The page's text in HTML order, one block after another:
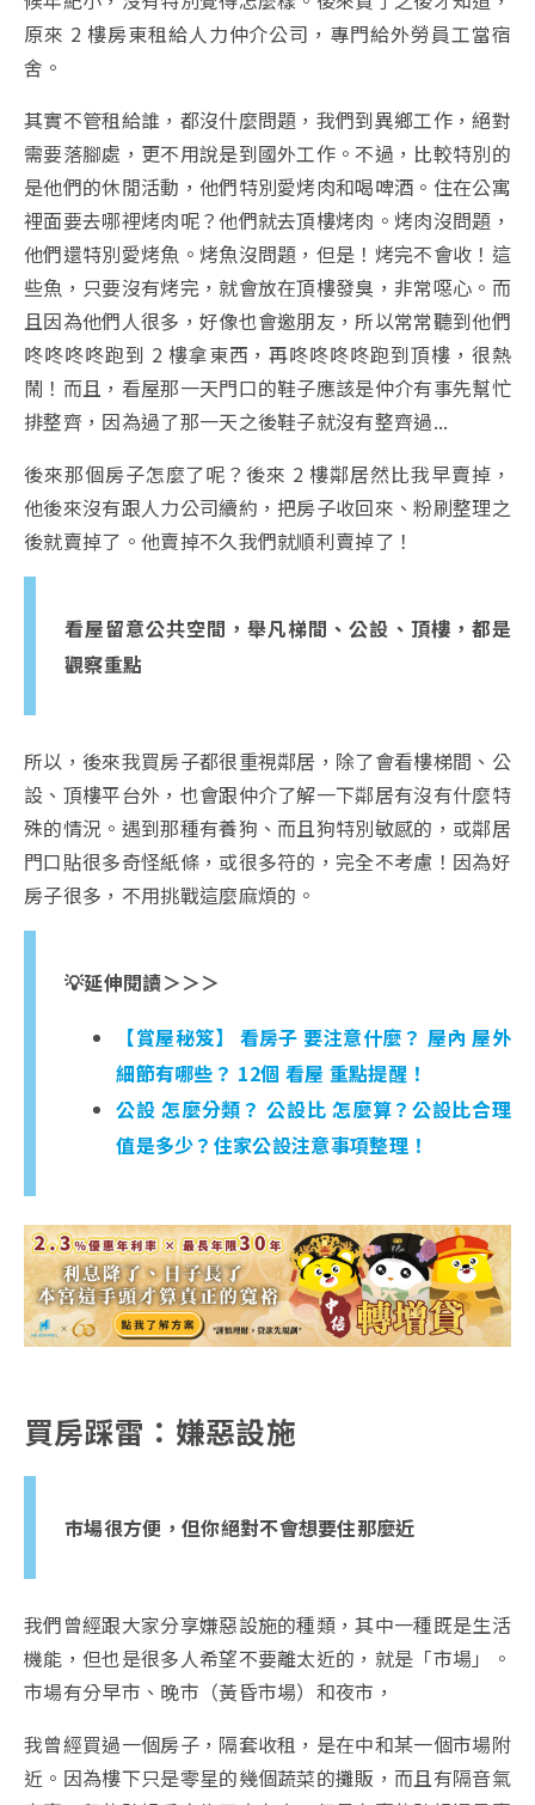
原來 2 樓房東租給人力仲介公司，專門給外勞員工當宿
舍。
其實不管租給誰，都沒什麼問題，我們到異鄉工作，絕對
需要落腳處，更不用說是到國外工作。不過，比較特別的
是他們的休閒活動，他們特別愛烤肉和喝啤酒。住在公寓
裡面要去哪裡烤肉呢？他們就去頂樓烤肉。烤肉沒問題，
他們還特別愛烤魚。烤魚沒問題，但是！烤完不會收！這
些魚，只要沒有烤完，就會放在頂樓發臭，非常噁心。而
且因為他們人很多，好像也會邀朋友，所以常常聽到他們
咚咚咚咚跑到 2 樓拿東西，再咚咚咚咚跑到頂樓，很熱
鬧！而且，看屋那一天門口的鞋子應該是仲介有事先幫忙
排整齊，因為過了那一天之後鞋子就沒有整齊過...
後來那個房子怎麼了呢？後來 2 樓鄰居然比我早賣掉，
他後來沒有跟人力公司續約，把房子收回來、粉刷整理之
後就賣掉了。他賣掉不久我們就順利賣掉了！
看屋留意公共空間，舉凡梯間、公設、頂樓，都是
觀察重點
所以，後來我買房子都很重視鄰居，除了會看樓梯間、公
設、頂樓平台外，也會跟仲介了解一下鄰居有沒有什麼特
殊的情況。遇到那種有養狗、而且狗特別敏感的，或鄰居
門口貼很多奇怪紙條，或很多符的，完全不考慮！因為好
房子很多，不用挑戰這麼麻煩的。
💡延伸閱讀＞＞＞
【賞屋秘笈】 看房子 要注意什麼？ 屋內 屋外
細節有哪些？ 12個 看屋 重點提醒！
公設 怎麼分類？ 公設比 怎麼算？公設比合理
值是多少？住家公設注意事項整理！
買房踩雷：嫌惡設施
市場很方便，但你絕對不會想要住那麼近
我們曾經跟大家分享嫌惡設施的種類，其中一種既是生活
機能，但也是很多人希望不要離太近的，就是「市場」。
市場有分早市、晚市（黃昏市場）和夜市，
我曾經買過一個房子，隔套收租，是在中和某一個市場附
近。因為樓下只是零星的幾個蔬菜的攤販，而且有隔音氣